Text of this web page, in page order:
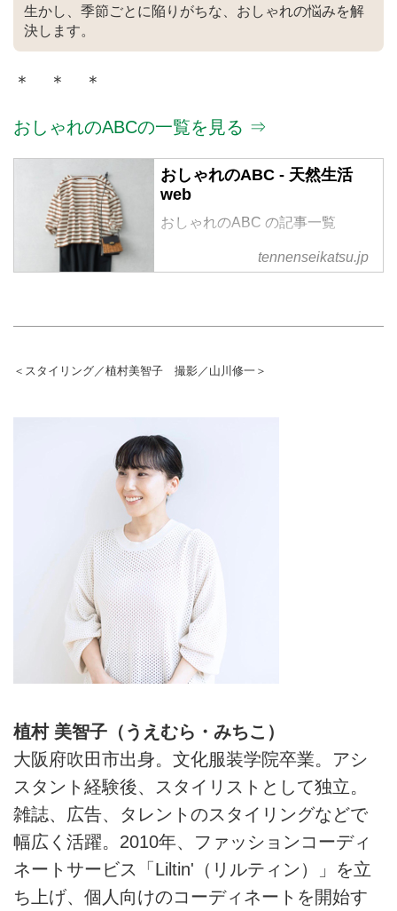
生かし、季節ごとに陥りがちな、おしゃれの悩みを解
決します。
＊ ＊ ＊
おしゃれのABCの一覧を見る ⇒
おしゃれのABC - 天然生活
web
おしゃれのABC の記事一覧
tennenseikatsu.jp
＜スタイリング／植村美智子 撮影／山川修一＞
植村 美智子（うえむら・みちこ）
大阪府吹田市出身。文化服装学院卒業。アシ
スタント経験後、スタイリストとして独立。
雑誌、広告、タレントのスタイリングなどで
幅広く活躍。2010年、ファッションコーディ
ネートサービス「Liltin'（リルティン）」を立
ち上げ、個人向けのコーディネートを開始す